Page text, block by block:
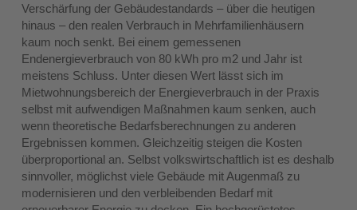
Verschärfung der Gebäudestandards – über die heutigen
hinaus – den realen Verbrauch in Mehrfamilienhäusern
kaum noch senkt. Bei einem gemessenen
Endenergieverbrauch von 80 kWh pro m2 und Jahr ist
meistens Schluss. Unter diesen Wert lässt sich im
Mietwohnungsbereich der Energieverbrauch in der Praxis
selbst mit aufwendigen Maßnahmen kaum senken, auch
wenn theoretische Bedarfsberechnungen zu anderen
Ergebnissen kommen. Gleichzeitig steigen die Kosten
überproportional an. Selbst volkswirtschaftlich ist es deshalb
sinnvoller, möglichst viele Gebäude mit Augenmaß zu
modernisieren und den verbleibenden Bedarf mit